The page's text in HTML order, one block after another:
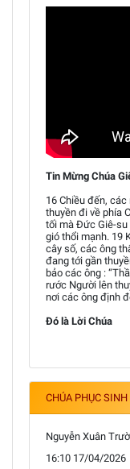
Tin Mừng Chúa
16 Chiều đến,
thuyền đi về phía
tối mà Đức Giê-su
gió thổi mạnh. 19
cây số, các ông
đang tới gần
bảo các ông :
rước Người lên
nơi các ông định
Đó là Lời Chúa
CHÚA PHỤC
Nguyễn Xuân
16:10 17/04/2026